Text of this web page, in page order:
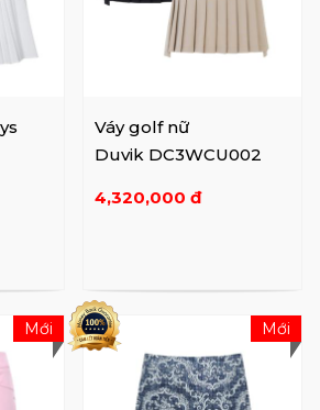
Váy golf nữ
Duvik DC3WCU002
4,320,000 đ
Mới Mới